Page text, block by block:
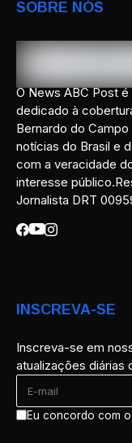
SOBRE NÓS
O News ABC Post
dedicado à
Bernardo do
notícias do Brasil e
com a veracidade
interesse
Jornalista DRT
INSCREVA-SE
Inscreva-se em
atualizações diárias
Eu concordo com